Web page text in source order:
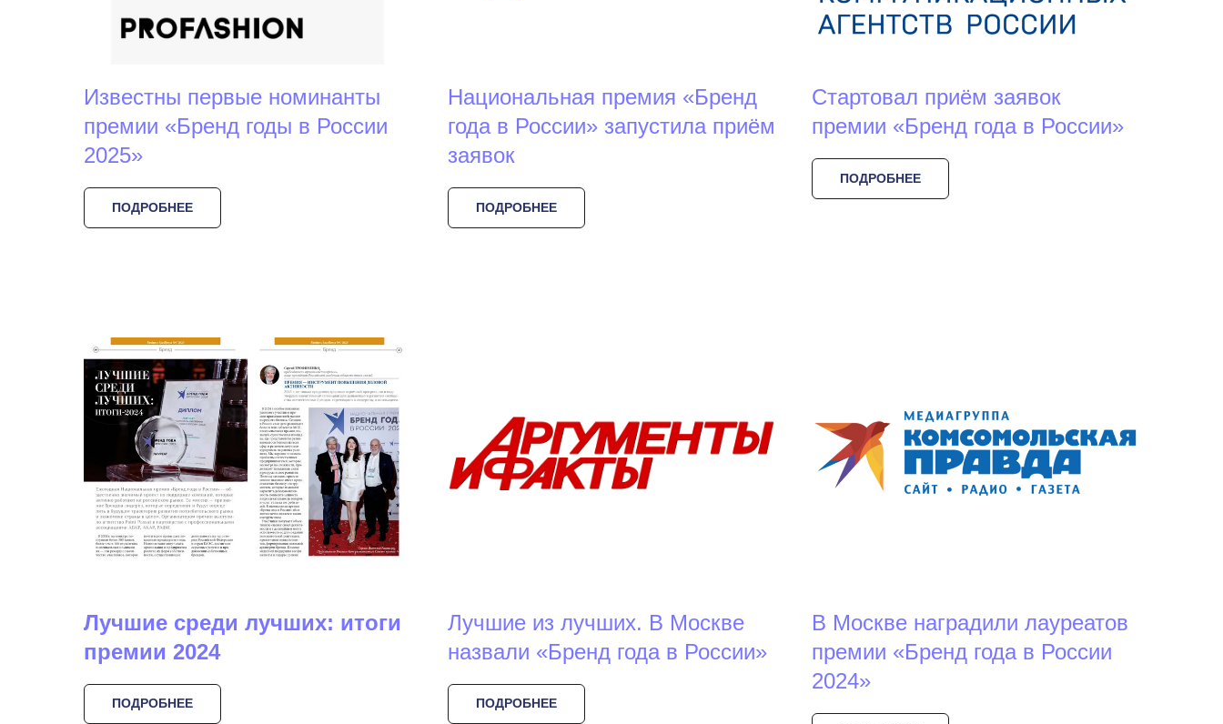
Известны первые номинанты
премии «Бренд годы в России
2025»
ПОДРОБНЕЕ
Национальная премия «Бренд
года в России» запустила приём
заявок
ПОДРОБНЕЕ
Стартовал приём заявок
премии «Бренд года в России»
ПОДРОБНЕЕ
Лучшие среди лучших: итоги
премии 2024
ПОДРОБНЕЕ
Лучшие из лучших. В Москве
назвали «Бренд года в России»
ПОДРОБНЕЕ
В Москве наградили лауреатов
премии «Бренд года в России
2024»